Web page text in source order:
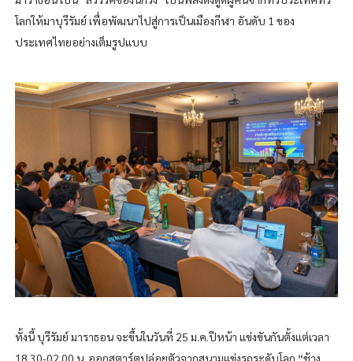
โลกให้มาบุรีรัมย์ เพื่อพัฒนาไปสู่การเป็นเมืองกีฬา อันดับ 1 ของ
ประเทศไทยอย่างเต็มรูปแบบ
ทั้งนี้ บุรีรัมย์ มาราธอน จะขึ้นในวันที่ 25 ม.ค.ปีหน้า แข่งขันกันตั้งแต่เวลา